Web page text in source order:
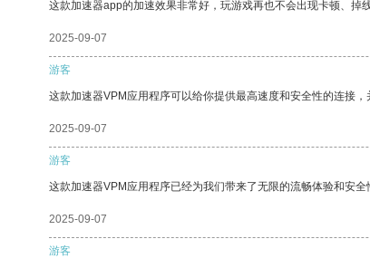
这款加速器app的加速效果非常好，玩游戏再也不会出现卡顿、掉
2025-09-07
游客
这款加速器VPM应用程序可以给你提供最高速度和安全性的连接，
2025-09-07
游客
这款加速器VPM应用程序已经为我们带来了无限的流畅体验和安全
2025-09-07
游客